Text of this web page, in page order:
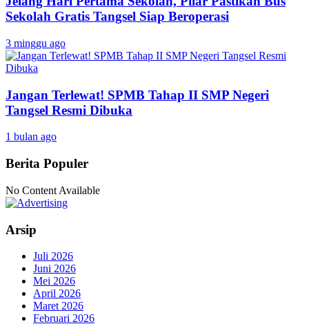
Sekolah Gratis Tangsel Siap Beroperasi
3 minggu ago
Jangan Terlewat! SPMB Tahap II SMP Negeri
Tangsel Resmi Dibuka
1 bulan ago
Berita Populer
No Content Available
Arsip
Juli 2026
Juni 2026
Mei 2026
April 2026
Maret 2026
Februari 2026